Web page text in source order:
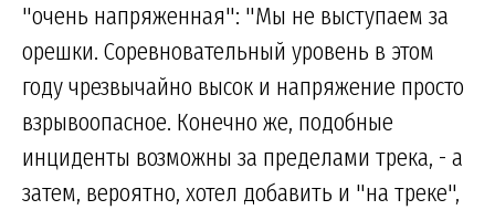
"очень напряженная": "Мы не выступаем за
орешки. Соревновательный уровень в этом
году чрезвычайно высок и напряжение просто
взрывоопасное. Конечно же, подобные
инциденты возможны за пределами трека, - а
затем, вероятно, хотел добавить и "на треке",